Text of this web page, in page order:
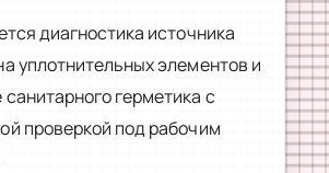
диагностика источника
уплотнительных элементов и
герметика с
проверкой под рабочим